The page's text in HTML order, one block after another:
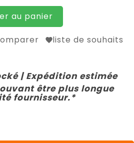
au panier
liste de souhaits
| Expédition estimée
être plus longue
fournisseur.*